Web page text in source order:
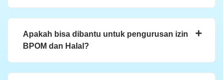
Apakah bisa dibantu untuk pengurusan izin
BPOM dan Halal?